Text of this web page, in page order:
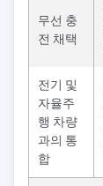
무선 충
전 채택
전기 및
자율주
행 차량
과의 통
합